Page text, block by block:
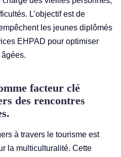
L’objectif est de
les jeunes diplômés
EHPAD pour optimiser
âgées.
facteur clé
des rencontres
à travers le tourisme est
la multiculturalité. Cette